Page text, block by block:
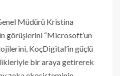
Müdürü Kristina
görüşlerini “Microsoft’un
KoçDigital’in güçlü
bir araya getirerek